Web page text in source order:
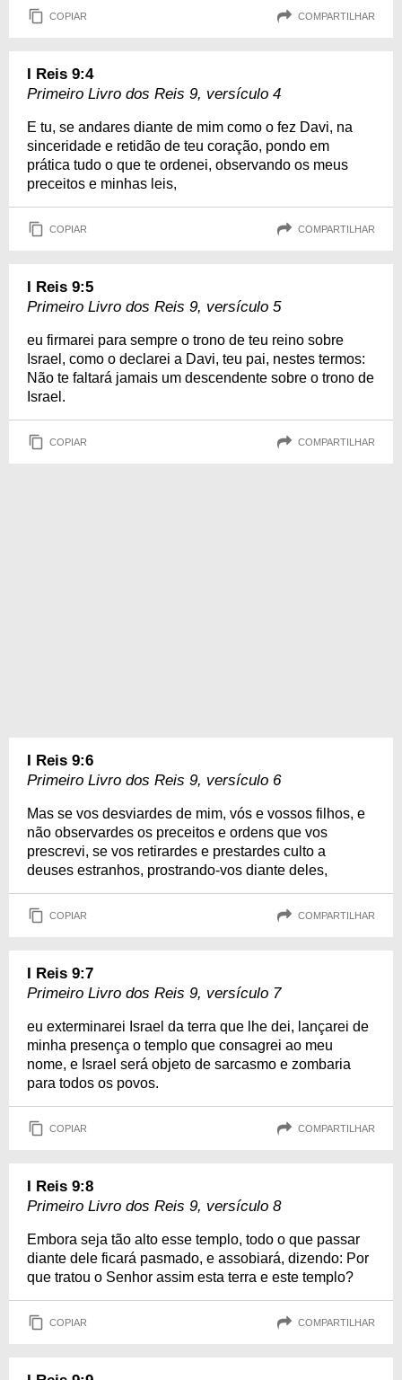
COPIAR COMPARTILHAR
I Reis 9:4
Primeiro Livro dos Reis 9, versículo 4
E tu, se andares diante de mim como o fez Davi, na
sinceridade e retidão de teu coração, pondo em
prática tudo o que te ordenei, observando os meus
preceitos e minhas leis,
COPIAR COMPARTILHAR
I Reis 9:5
Primeiro Livro dos Reis 9, versículo 5
eu firmarei para sempre o trono de teu reino sobre
Israel, como o declarei a Davi, teu pai, nestes termos:
Não te faltará jamais um descendente sobre o trono de
Israel.
COPIAR COMPARTILHAR
I Reis 9:6
Primeiro Livro dos Reis 9, versículo 6
Mas se vos desviardes de mim, vós e vossos filhos, e
não observardes os preceitos e ordens que vos
prescrevi, se vos retirardes e prestardes culto a
deuses estranhos, prostrando-vos diante deles,
COPIAR COMPARTILHAR
I Reis 9:7
Primeiro Livro dos Reis 9, versículo 7
eu exterminarei Israel da terra que lhe dei, lançarei de
minha presença o templo que consagrei ao meu
nome, e Israel será objeto de sarcasmo e zombaria
para todos os povos.
COPIAR COMPARTILHAR
I Reis 9:8
Primeiro Livro dos Reis 9, versículo 8
Embora seja tão alto esse templo, todo o que passar
diante dele ficará pasmado, e assobiará, dizendo: Por
que tratou o Senhor assim esta terra e este templo?
COPIAR COMPARTILHAR